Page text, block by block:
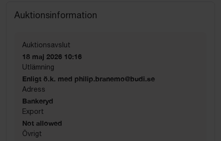
Auktionsinformation
Auktionsavslut
18 maj 2026 10:16
Utlämning
Enligt ö.k. med philip.branemo@budi.se
Adress
Bankeryd
Export
Not allowed
Övrigt